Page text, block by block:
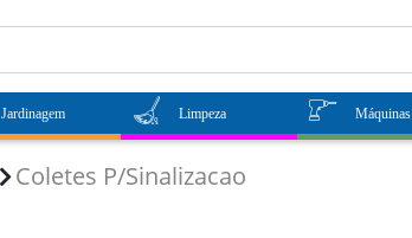
Jardinagem Limpeza Máquinas
Coletes P/Sinalizacao